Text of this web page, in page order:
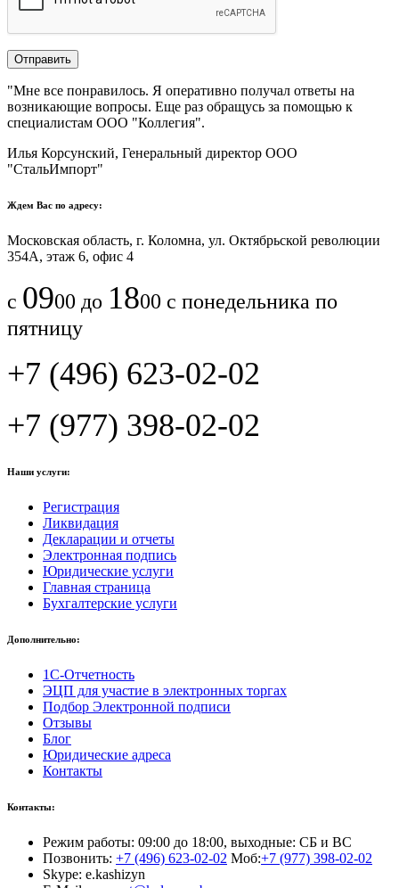
"Мне все понравилось.​ ​Я оперативно получал ответы на
возникающие вопросы. Еще раз обращусь за помощью к
специалистам ООО "Коллегия".​
Илья Корсунский, Генеральный директор ООО
"СтальИмпорт"
Ждем Вас по адресу:
Московская область, г. Коломна, ул. Октябрьской революции
354А, этаж 6, офис 4
с 0900 до 1800 с понедельника по
пятницу
+7 (496) 623-02-02
+7 (977) 398-02-02
Наши услуги:
Регистрация
Ликвидация
Декларации и отчеты
Электронная подпись
Юридические услуги
Главная страница
Бухгалтерские услуги
Дополнительно:
1С-Отчетность
ЭЦП для участие в электронных торгах
Подбор Электронной подписи
Отзывы
Блог
Юридические адреса
Контакты
Контакты:
Режим работы: 09:00 до 18:00, выходные: СБ и ВС
Позвонить: +7 (496) 623-02-02 Моб:+7 (977) 398-02-02
Skype: e.kashizyn